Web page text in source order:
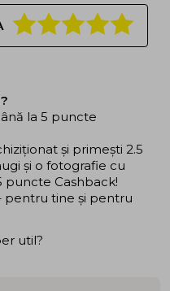
la 5 puncte
și primești 2.5
și o fotografie cu
puncte Cashback!
pentru tine și pentru
util?